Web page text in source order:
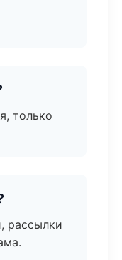
только
рассылки